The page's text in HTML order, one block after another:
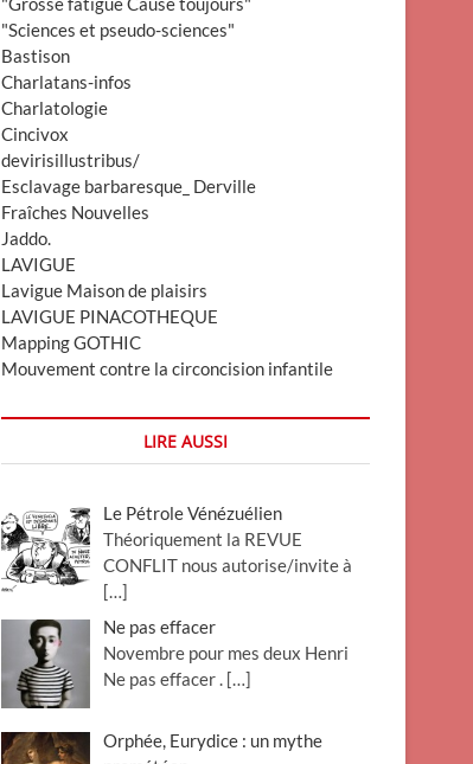
"Sciences et pseudo-sciences"
Bastison
Charlatans-infos
Charlatologie
Cincivox
devirisillustribus/
Esclavage barbaresque_ Derville
Fraîches Nouvelles
Jaddo.
LAVIGUE
Lavigue Maison de plaisirs
LAVIGUE PINACOTHEQUE
Mapping GOTHIC
Mouvement contre la circoncision infantile
LIRE AUSSI
Le Pétrole Vénézuélien
Théoriquement la REVUE
CONFLIT nous autorise/invite à
[…]
Ne pas effacer
Novembre pour mes deux Henri
Ne pas effacer . […]
Orphée, Eurydice : un mythe